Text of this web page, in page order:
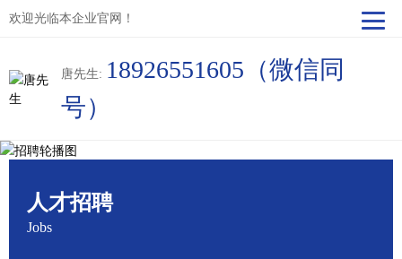
欢迎光临本企业官网！
唐先生: 18926551605（微信同
号）
人才招聘
Jobs